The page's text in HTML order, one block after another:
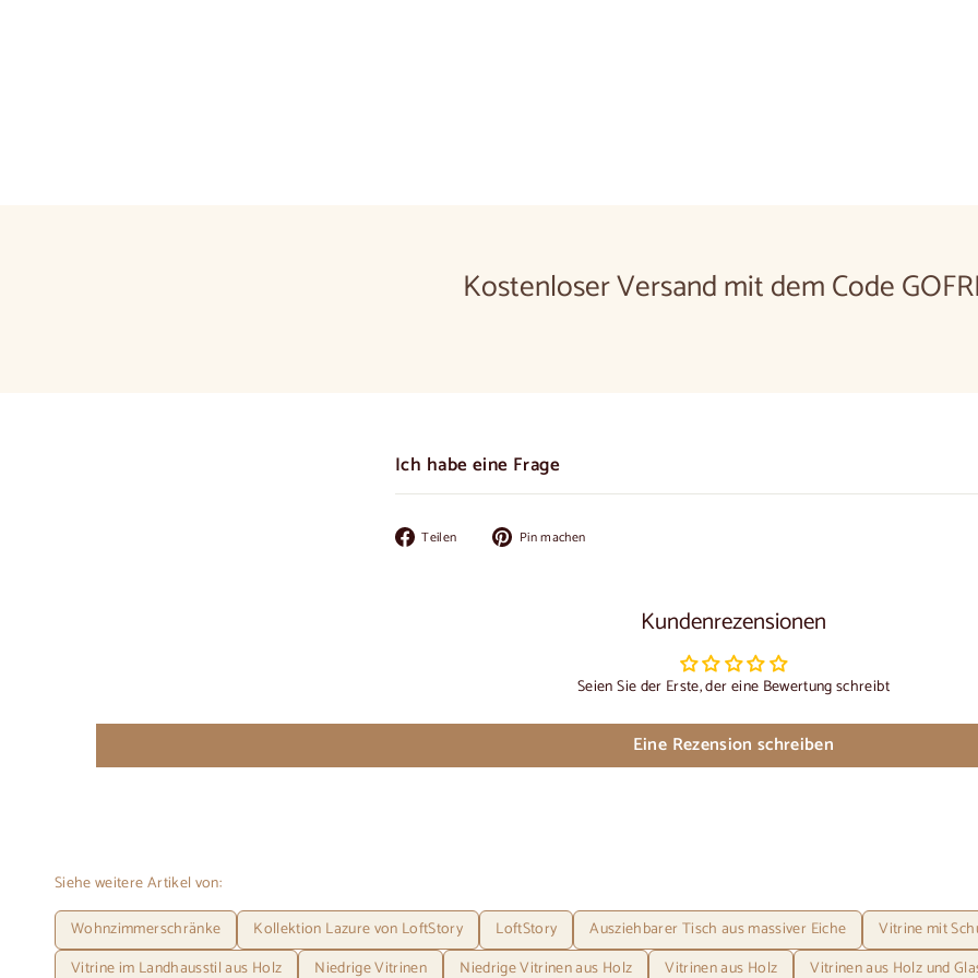
Kostenloser Versand mit dem Code
Ich habe eine Frage
Teilen Auf
Facebook
Pin machen
Kundenrezensionen
Seien Sie der Erste, der eine Bewertung schreibt
Eine Rezension schreiben
Siehe weitere Artikel von:
Wohnzimmerschränke
Kollektion Lazure von LoftStory LoftStory Ausziehbarer Tisch aus massiver Eiche Vitrine mit
Vitrine im Landhausstil aus Holz
Niedrige Vitrinen Niedrige Vitrinen aus Holz Vitrinen aus Holz Vitrinen aus Holz und